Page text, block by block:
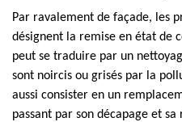
Par ravalement de façade, les
désignent la remise en état de
peut se traduire par un
sont noircis ou grisés par la
aussi consister en un
passant par son décapage et